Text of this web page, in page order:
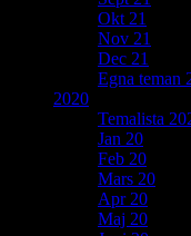
Okt 21
Nov 21
Dec 21
Egna teman
2020
Temalista
Jan 20
Feb 20
Mars 20
Apr 20
Maj 20